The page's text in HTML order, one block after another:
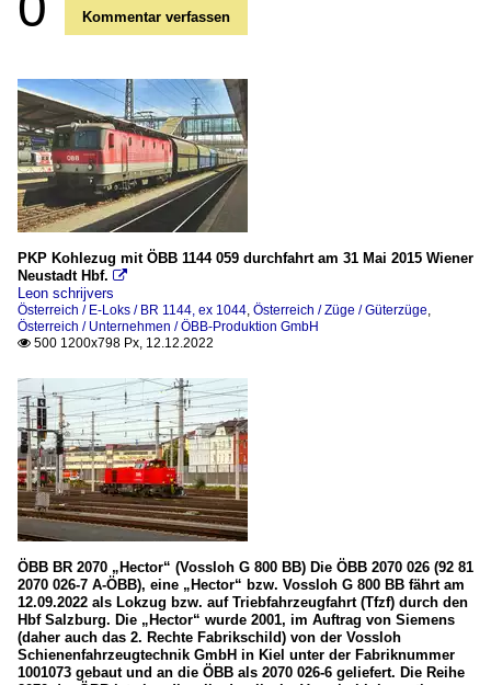
Kommentar verfassen
PKP Kohlezug mit ÖBB 1144 059 durchfahrt am 31 Mai 2015 Wiener
Neustadt Hbf. 
Leon schrijvers
Österreich / E-Loks / BR 1144, ex 1044, Österreich / Züge / Güterzüge,
Österreich / Unternehmen / ÖBB-Produktion GmbH
 500 1200x798 Px, 12.12.2022
ÖBB BR 2070 „Hector“ (Vossloh G 800 BB) Die ÖBB 2070 026 (92 81
2070 026-7 A-ÖBB), eine „Hector“ bzw. Vossloh G 800 BB fährt am
12.09.2022 als Lokzug bzw. auf Triebfahrzeugfahrt (Tfzf) durch den
Hbf Salzburg. Die „Hector“ wurde 2001, im Auftrag von Siemens
(daher auch das 2. Rechte Fabrikschild) von der Vossloh
Schienenfahrzeugtechnik GmbH in Kiel unter der Fabriknummer
1001073 gebaut und an die ÖBB als 2070 026-6 geliefert. Die Reihe